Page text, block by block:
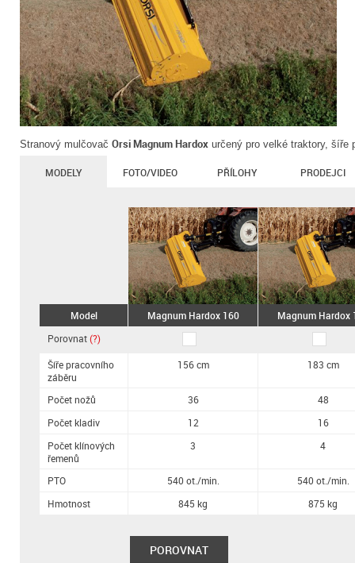
Stranový mulčovač Orsi Magnum Hardox určený pro velké traktory, šíře
MODELY FOTO/VIDEO PŘÍLOHY PRODEJCI
Model
Porovnat(?)
Šíře pracovního
záběru
Počet nožů
Počet kladiv
Počet klínových
řemenů
PTO
Hmotnost
Magnum Hardox 160 Magnum Hardox
156 cm 183 cm
36
48
12
16
3
4
540 ot./min.
540 ot./min.
845 kg
875 kg
POROVNAT